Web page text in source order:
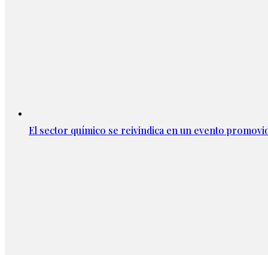
El sector químico se reivindica en un evento